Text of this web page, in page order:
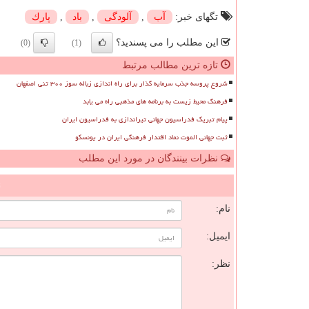
تگهای خبر: آب آلودگی باد پارك
این مطلب را می پسندید؟ (1)
(0)
تازه ترین مطالب مرتبط
شروع پروسه جذب سرمایه گذار برای راه اندازی زباله سوز ۳۰۰ تنی اصفهان
فرهنگ محیط زیست به برنامه های مذهبی راه می یابد
پیام تبریک فدراسیون جهانی تیراندازی به فدراسیون ایران
ثبت جهانی الموت نماد اقتدار فرهنگی ایران در یونسکو
نظرات بینندگان در مورد این مطلب
نام:
ایمیل:
نظر: